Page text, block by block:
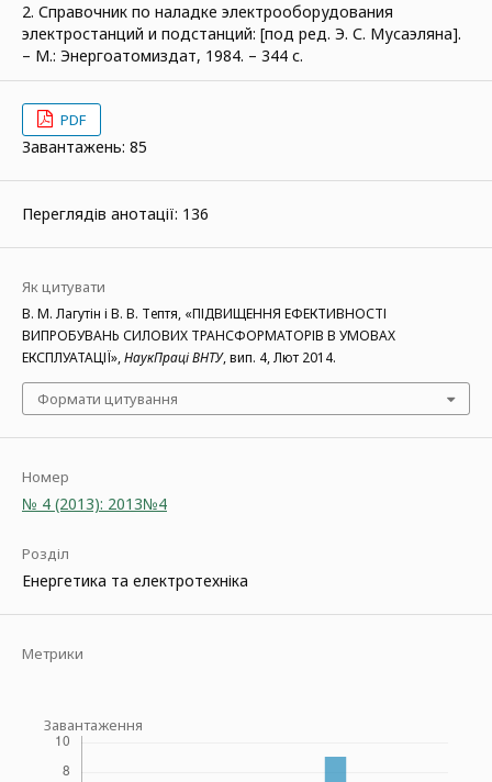
2. Справочник по наладке электрооборудования
электростанций и подстанций: [под ред. Э. С. Мусаэляна].
– М.: Энергоатомиздат, 1984. – 344 с.
PDF
Завантажень: 85
Переглядів анотації: 136
Як цитувати
В. М. Лагутін і В. В. Тептя, «ПІДВИЩЕННЯ ЕФЕКТИВНОСТІ
ВИПРОБУВАНЬ СИЛОВИХ ТРАНСФОРМАТОРІВ В УМОВАХ
ЕКСПЛУАТАЦІЇ»,НаукПраці ВНТУ, вип. 4, Лют 2014.
Формати цитування
Номер
№ 4 (2013): 2013№4
Розділ
Енергетика та електротехніка
Метрики
Завантаження